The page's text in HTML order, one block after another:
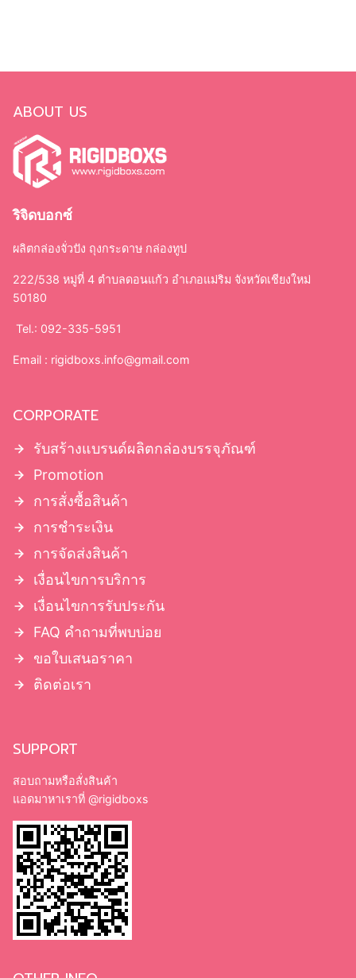
CORPORATE
รับสร้างแบรนด์ผลิตกล่องบรรจุภัณฑ์
Promotion
การสั่งซื้อสินค้า
การชำระเงิน
การจัดส่งสินค้า
เงื่อนไขการรับประกัน
ติดต่อเรา
SUPPORT
สอบถามหรือสั่งสินค้า
OTHER INFO
ป้ายไฟ ไม้ก๊อก ใบปลิว แผ่นพับ ระบบ OFFSET และ DIGITAL
จำนวนน้อย พิมพ์จำนวนมาก ราคาต่อชิ้นยิ่งถูก ออฟชั่นเสริม อาทิ ปั้ม
ทอง ปั้มเงิน เคลือบ PVC แบบมัน/ด้าน, เคลือบ Spot UV, ปั๊มฟอยล์
หลากหลายสี
©2018-2026 RIGIDBOXS.COM. ALL RIGHTS RESERVED.